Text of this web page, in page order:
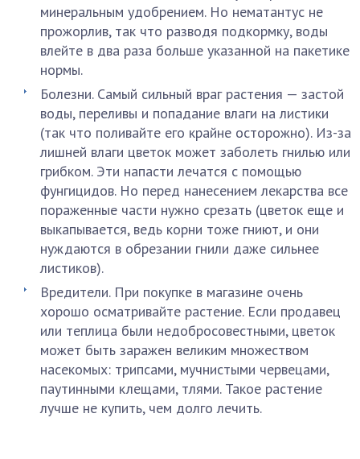
минеральным удобрением. Но нематантус не
прожорлив, так что разводя подкормку, воды
влейте в два раза больше указанной на пакетике
нормы.
Болезни. Самый сильный враг растения — застой
воды, переливы и попадание влаги на листики
(так что поливайте его крайне осторожно). Из-за
лишней влаги цветок может заболеть гнилью или
грибком. Эти напасти лечатся с помощью
фунгицидов. Но перед нанесением лекарства все
пораженные части нужно срезать (цветок еще и
выкапывается, ведь корни тоже гниют, и они
нуждаются в обрезании гнили даже сильнее
листиков).
Вредители. При покупке в магазине очень
хорошо осматривайте растение. Если продавец
или теплица были недобросовестными, цветок
может быть заражен великим множеством
насекомых: трипсами, мучнистыми червецами,
паутинными клещами, тлями. Такое растение
лучше не купить, чем долго лечить.